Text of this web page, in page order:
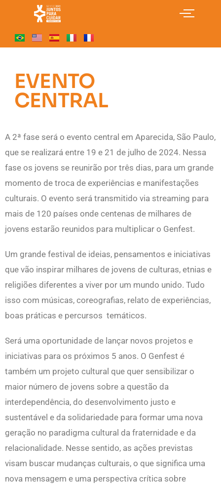
EVENTO
CENTRAL
A 2ª fase será o evento central em Aparecida, São Paulo,
que se realizará entre 19 e 21 de julho de 2024. Nessa
fase os jovens se reunirão por três dias, para um grande
momento de troca de experiências e manifestações
culturais. O evento será transmitido via streaming para
mais de 120 países onde centenas de milhares de
jovens estarão reunidos para multiplicar o Genfest.
Um grande festival de ideias, pensamentos e iniciativas
que vão inspirar milhares de jovens de culturas, etnias e
religiões diferentes a viver por um mundo unido. Tudo
isso com músicas, coreografias, relato de experiências,
boas práticas e percursos temáticos.
Será uma oportunidade de lançar novos projetos e
iniciativas para os próximos 5 anos. O Genfest é
também um projeto cultural que quer sensibilizar o
maior número de jovens sobre a questão da
interdependência, do desenvolvimento justo e
sustentável e da solidariedade para formar uma nova
geração no paradigma cultural da fraternidade e da
relacionalidade. Nesse sentido, as ações previstas
visam buscar mudanças culturais, o que significa uma
nova mensagem e uma perspectiva crítica sobre